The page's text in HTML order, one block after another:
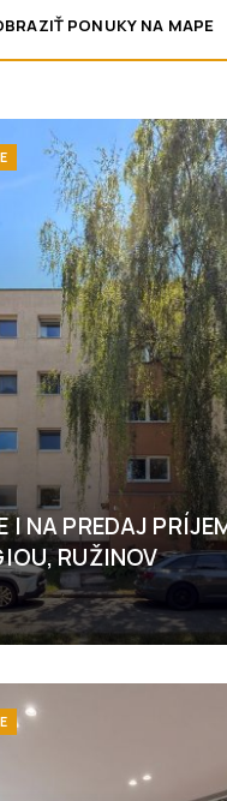
PONUKY NA MAPE
I NA PREDAJ
RUŽINOV